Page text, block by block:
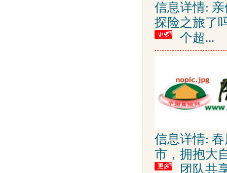
信息详情:
探险之旅了
个超...
信息详情:
市，拥抱大
团队共